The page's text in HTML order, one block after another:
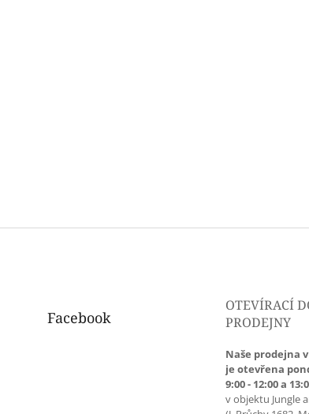
Facebook
OTEVÍRACÍ
PRODEJNY
Naše prodejna
je otevřena
9:00 - 12:00 a
v objektu Jungle